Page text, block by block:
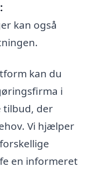
kan også
kan du
i
tilbud, der
Vi hjælper
en informeret